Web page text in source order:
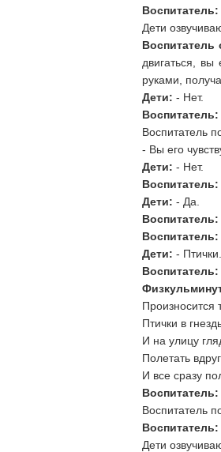
Воспитатель:
Дети
Воспитатель
двигаться, вы
руками,
Дети: - Нет.
Воспитатель:
Воспитатель
- Вы его
Дети: - Нет.
Воспитатель:
Дети: - Да.
Воспитатель:
Воспитатель:
Дети: - Птички.
Воспитатель:
Произносится
Птички в
И на улицу
Полетать
И все сразу
Воспитатель:
Воспитатель
Воспитатель:
Дети